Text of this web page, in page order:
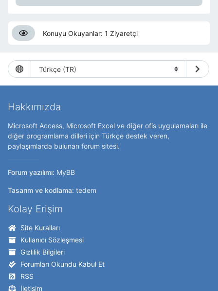
Konuyu Okuyanlar: 1 Ziyaretçi
Hakkımızda
Microsoft Access, Microsoft Excel ve diğer ofis uygulamaları ile
diğer programlama dilleri için Türkçe destek veren,
paylaşımlarda bulunan forum sitesi.
Forum yazılımı: MyBB
Tasarım ve kodlama: tedem
Kolay Erişim
Site Kuralları
Kullanıcı Sözleşmesi
Gizlilik Bilgileri
Forumları Okundu Kabul Et
RSS
İletişim